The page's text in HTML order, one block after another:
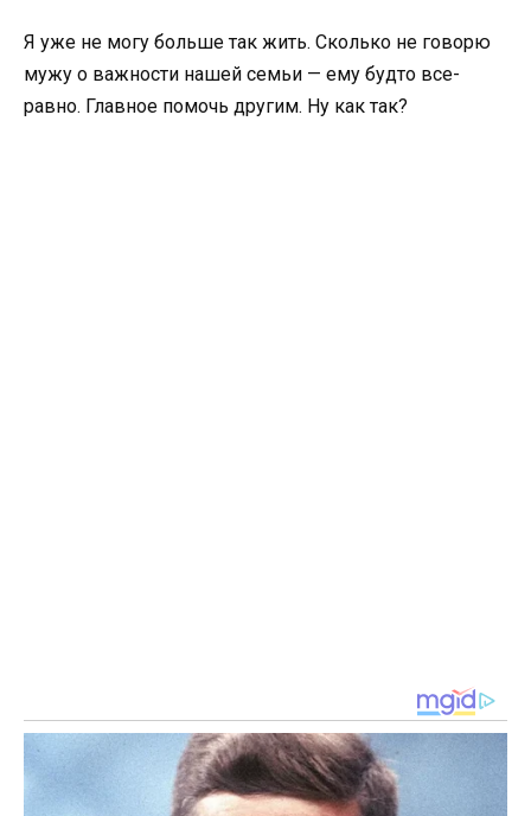
Я уже не могу больше так жить. Сколько не говорю
мужу о важности нашей семьи — ему будто все-
равно. Главное помочь другим. Ну как так?